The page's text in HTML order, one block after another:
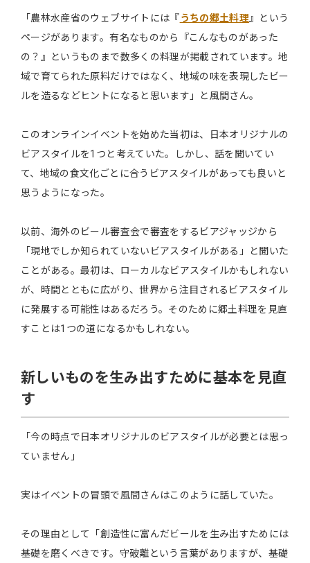
「農林水産省のウェブサイトには『うちの郷土料理 』という
ページがあります。有名なものから『こんなものがあった
の？』というものまで数多くの料理が掲載されています。地
域で育てられた原料だけではなく、地域の味を表現したビー
ルを造るなどヒントになると思います」と風間さん。
このオンラインイベントを始めた当初は、日本オリジナルの
ビアスタイルを1つと考えていた。しかし、話を聞いてい
て、地域の食文化ごとに合うビアスタイルがあっても良いと
思うようになった。
以前、海外のビール審査会で審査をするビアジャッジから
「現地でしか知られていないビアスタイルがある」と聞いた
ことがある。最初は、ローカルなビアスタイルかもしれない
が、時間とともに広がり、世界から注目されるビアスタイル
に発展する可能性はあるだろう。そのために郷土料理を見直
すことは1つの道になるかもしれない。
新しいものを生み出すために基本を見直
す
「今の時点で日本オリジナルのビアスタイルが必要とは思っ
ていません」
実はイベントの冒頭で風間さんはこのように話していた。
その理由として「創造性に富んだビールを生み出すためには
基礎を磨くべきです。守破離という言葉がありますが、基礎